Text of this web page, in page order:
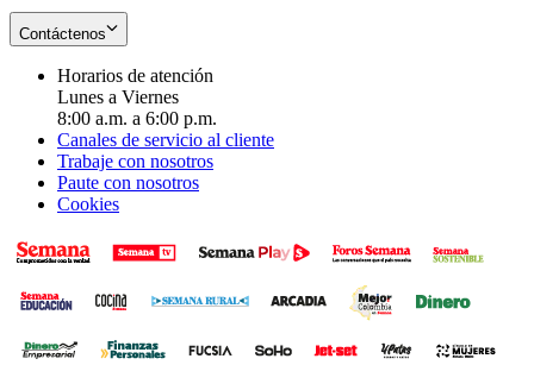
Contáctenos
Horarios de atención
Lunes a Viernes
8:00 a.m. a 6:00 p.m.
Canales de servicio al cliente
Trabaje con nosotros
Paute con nosotros
Cookies